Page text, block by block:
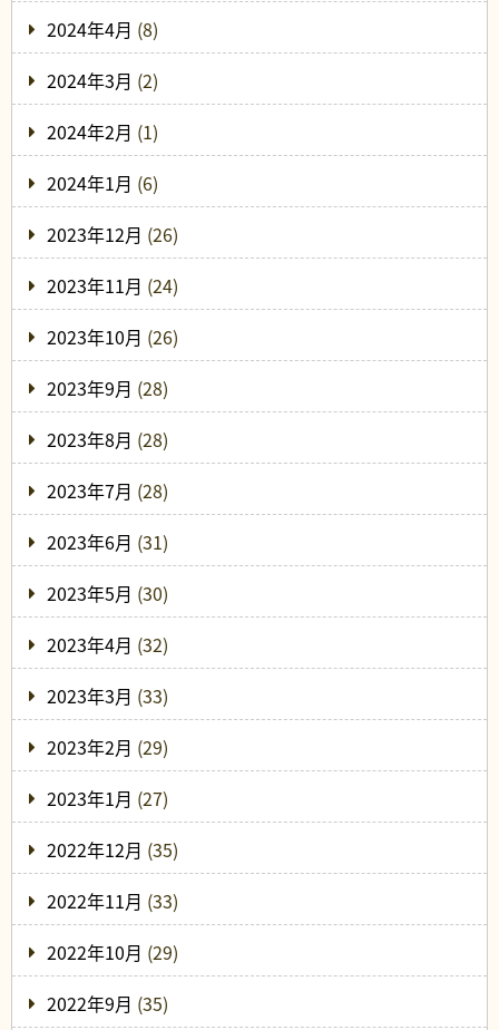
2024年4月 (8)
2024年3月 (2)
2024年2月 (1)
2024年1月 (6)
2023年12月 (26)
2023年11月 (24)
2023年10月 (26)
2023年9月 (28)
2023年8月 (28)
2023年7月 (28)
2023年6月 (31)
2023年5月 (30)
2023年4月 (32)
2023年3月 (33)
2023年2月 (29)
2023年1月 (27)
2022年12月 (35)
2022年11月 (33)
2022年10月 (29)
2022年9月 (35)